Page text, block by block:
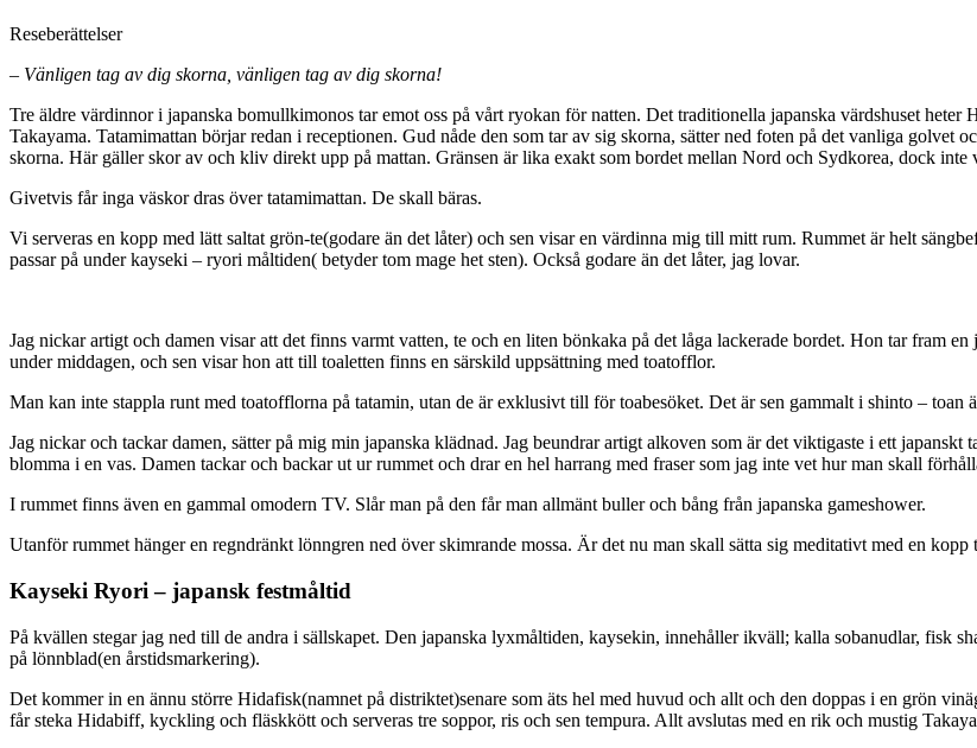
Reseberättelser
– Vänligen tag av dig skorna, vänligen tag av dig skorna!
Tre äldre värdinnor i japanska bomullkimonos tar emot oss på vårt ryokan för natten. Det traditionella japanska värdshuset
Takayama. Tatamimattan börjar redan i receptionen. Gud nåde den som tar av sig skorna, sätter ned foten på det vanliga golvet
skorna. Här gäller skor av och kliv direkt upp på mattan. Gränsen är lika exakt som bordet mellan Nord och Sydkorea, dock inte
Givetvis får inga väskor dras över tatamimattan. De skall bäras.
Vi serveras en kopp med lätt saltat grön-te(godare än det låter) och sen visar en värdinna mig till mitt rum. Rummet är helt
passar på under kayseki – ryori måltiden( betyder tom mage het sten). Också godare än det låter, jag lovar.
Jag nickar artigt och damen visar att det finns varmt vatten, te och en liten bönkaka på det låga lackerade bordet. Hon tar fram
under middagen, och sen visar hon att till toaletten finns en särskild uppsättning med toatofflor.
Man kan inte stappla runt med toatofflorna på tatamin, utan de är exklusivt till för toabesöket. Det är sen gammalt i shinto – toan
Jag nickar och tackar damen, sätter på mig min japanska klädnad. Jag beundrar artigt alkoven som är det viktigaste i ett
blomma i en vas. Damen tackar och backar ut ur rummet och drar en hel harrang med fraser som jag inte vet hur man skall
I rummet finns även en gammal omodern TV. Slår man på den får man allmänt buller och bång från japanska gameshower.
Utanför rummet hänger en regndränkt lönngren ned över skimrande mossa. Är det nu man skall sätta sig meditativt med en kopp
Kayseki Ryori – japansk festmåltid
På kvällen stegar jag ned till de andra i sällskapet. Den japanska lyxmåltiden, kaysekin, innehåller ikväll; kalla sobanudlar, fisk
på lönnblad(en årstidsmarkering).
Det kommer in en ännu större Hidafisk(namnet på distriktet)senare som äts hel med huvud och allt och den doppas i en grön
får steka Hidabiff, kyckling och fläskkött och serveras tre soppor, ris och sen tempura. Allt avslutas med en rik och mustig